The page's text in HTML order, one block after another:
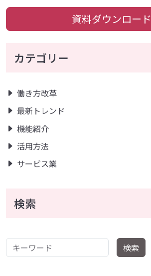
資料ダウンロード
カテゴリー
働き方改革
最新トレンド
機能紹介
活用方法
サービス業
検索
キーワード 検索